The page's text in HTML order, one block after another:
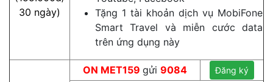
30 ngày)
Tặng 1 tài khoản dịch vụ MobiFone
Smart Travel và miễn cước data
trên ứng dụng này
ON MET159 gửi 9084 Đăng ký